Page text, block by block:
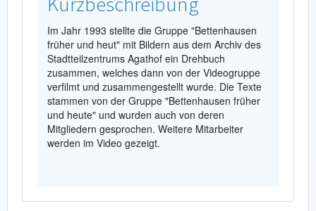
Im Jahr 1993 stellte die Gruppe "Bettenhausen
früher und heut" mit Bildern aus dem Archiv des
Stadtteilzentrums Agathof ein Drehbuch
zusammen, welches dann von der Videogruppe
verfilmt und zusammengestellt wurde. Die Texte
stammen von der Gruppe "Bettenhausen früher
und heute" und wurden auch von deren
Mitgliedern gesprochen. Weitere Mitarbeiter
werden im Video gezeigt.